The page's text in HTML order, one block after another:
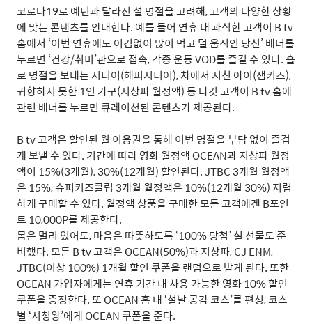
코로나19로 예년과 달라진 설 명절을 고려해,고객의 다양한 상황
에 맞는 콘텐츠를 안내한다. 예를 들어 연휴 내 과식한 고객이 B tv
홈에서 ‘이번 연휴에도 어김없이 많이 먹고 덜 움직인 당신’배너를
누르면 ‘건강/취미’관으로 접속,각종 운동VOD를 즐길 수 있다.홀
로 명절을 보내는 시니어(해피시니어),차에서 지친 아이(잼키즈),
귀향하지 못한 1인 가구(지상파 월정액)등 타깃 고객이 B tv홈에
관련 배너를 누르면 큐레이션된 콘텐츠가 제공된다.
B tv고객은 할인된 월 이용권을 통해 이번 명절을 부담 없이 즐겁
게 보낼 수 있다. 기간에 따라 영화 월정액 OCEAN과 지상파 월정
액이 15%(3개월), 30%(12개월)할인된다. JTBC 3개월 월정액
은 15%,슈퍼키즈클럽 3개월 월정액은 10%(12개월 30%) 저렴
하게 구매할 수 있다.월정액 상품을 구매한 모든 고객에겐 B포인
트 10,000P를 제공한다.
몸은 멀리 있어도,마음은 따뜻하도록 ‘100%당첨’설 선물도 준
비했다.모든 B tv고객은 OCEAN(50%)과 지상파, CJ ENM,
JTBC(이상 100%) 1개월 할인 쿠폰을 랜덤으로 받게 된다.또한
OCEAN 가입자에게는 연휴 기간 내 사용 가능한 영화 10%할인
쿠폰을 증정한다.또 OCEAN홈 내 ‘설날 공감 코스’를 편성,코스
별 ‘시청왕’에게 OCEAN쿠폰을 준다.